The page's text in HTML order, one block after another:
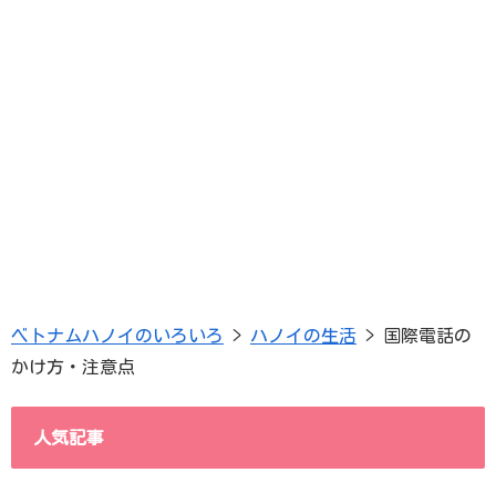
ベトナムハノイのいろいろ > ハノイの生活 >
国際電話の
かけ方・注意点
人気記事